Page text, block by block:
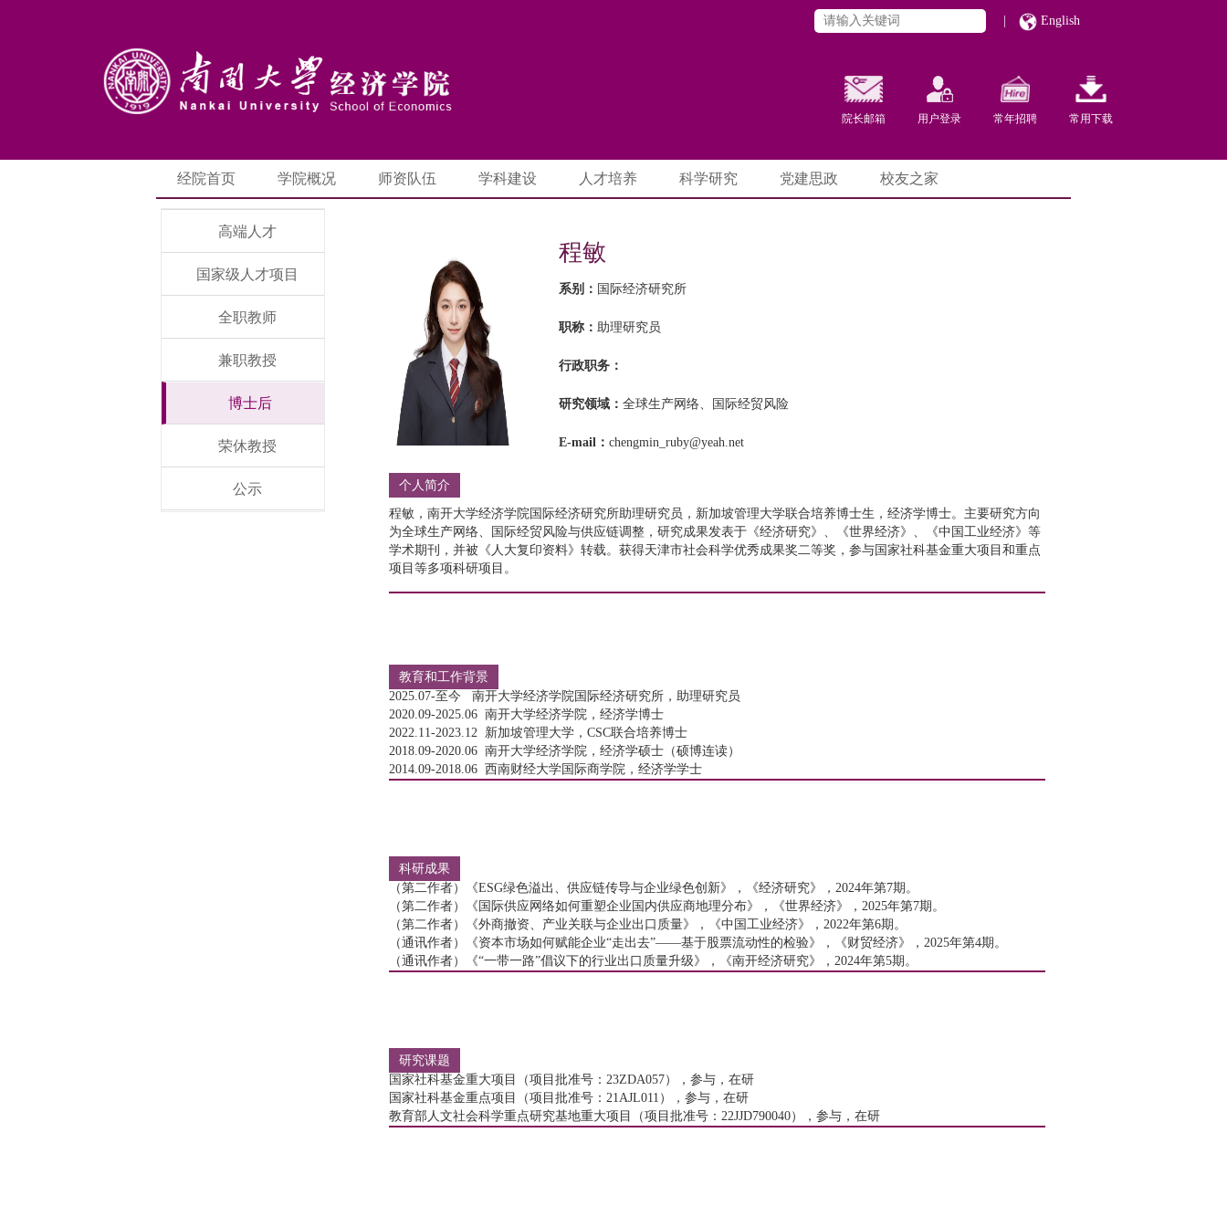
English
院长邮箱 用户登录 常年招聘 常用下载
经院首页 学院概况 师资队伍 学科建设 人才培养 科学研究 党建思政 校友之家
高端人才
国家级人才项目
全职教师
兼职教授
博士后
荣休教授
公示
程敏
系别： 国际经济研究所
职称： 助理研究员
行政职务：
研究领域： 全球生产网络、国际经贸风险
E-mail： chengmin_ruby@yeah.net
个人简介
程敏，南开大学经济学院国际经济研究所助理研究员，新加坡管理大学联合培养博士生，经济学博士。主要研究方向
为全球生产网络、国际经贸风险与供应链调整，研究成果发表于《经济研究》、《世界经济》、《中国工业经济》等
学术期刊，并被《人大复印资料》转载。获得天津市社会科学优秀成果奖二等奖，参与国家社科基金重大项目和重点
项目等多项科研项目。
教育和工作背景
2025.07-至今 南开大学经济学院国际经济研究所，助理研究员
2020.09-2025.06 南开大学经济学院，经济学博士
2022.11-2023.12 新加坡管理大学，CSC联合培养博士
2018.09-2020.06 南开大学经济学院，经济学硕士（硕博连读）
2014.09-2018.06 西南财经大学国际商学院，经济学学士
科研成果
（第二作者）《ESG绿色溢出、供应链传导与企业绿色创新》，《经济研究》，2024年第7期。
（第二作者）《国际供应网络如何重塑企业国内供应商地理分布》，《世界经济》，2025年第7期。
（第二作者）《外商撤资、产业关联与企业出口质量》，《中国工业经济》，2022年第6期。
（通讯作者）《资本市场如何赋能企业“走出去”——基于股票流动性的检验》，《财贸经济》，2025年第4期。
（通讯作者）《“一带一路”倡议下的行业出口质量升级》，《南开经济研究》，2024年第5期。
研究课题
国家社科基金重大项目（项目批准号：23ZDA057），参与，在研
国家社科基金重点项目（项目批准号：21AJL011），参与，在研
教育部人文社会科学重点研究基地重大项目（项目批准号：22JJD790040），参与，在研